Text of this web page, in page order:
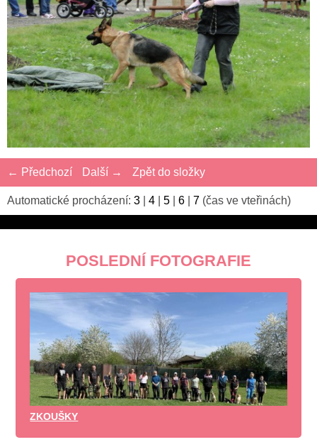
← Předchozí Další → Zpět do složky
Automatické procházení: 3 4 5 6 7 (čas ve vteřinách)
POSLEDNÍ FOTOGRAFIE
ZKOUŠKY